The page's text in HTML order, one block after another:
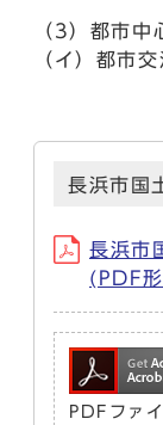
（3）都市
（イ）都市
長浜市国
長浜市
(PDF
PDFファ